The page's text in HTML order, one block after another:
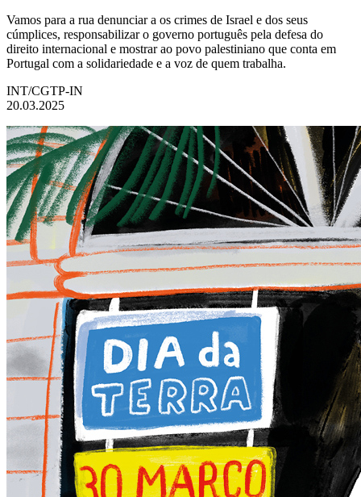
Vamos para a rua denunciar a os crimes de Israel e dos seus
cúmplices, responsabilizar o governo português pela defesa do
direito internacional e mostrar ao povo palestiniano que conta em
Portugal com a solidariedade e a voz de quem trabalha.
INT/CGTP-IN
20.03.2025